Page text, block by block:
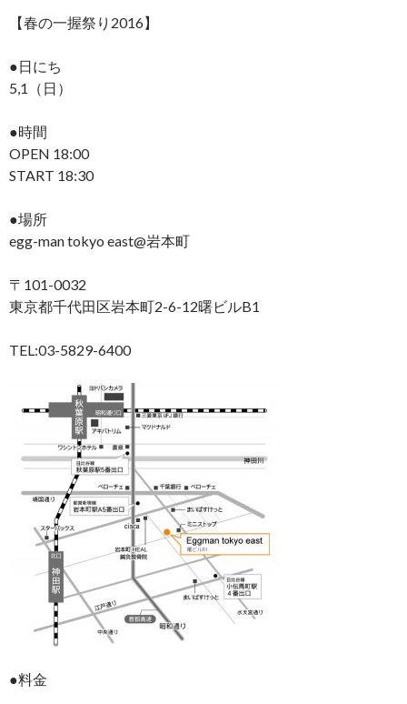
【春の一握祭り2016】
●日にち
5,1（日）
●時間
OPEN 18:00
START 18:30
●場所
egg-man tokyo east@岩本町
〒101-0032
東京都千代田区岩本町2-6-12曙ビルB1
TEL:03-5829-6400
●料金